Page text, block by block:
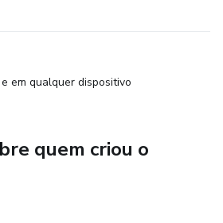
em qualquer dispositivo
quem criou o